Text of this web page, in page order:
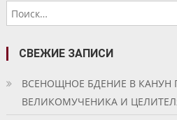
СВЕЖИЕ ЗАПИСИ
ВСЕНОЩНОЕ БДЕНИЕ В КАНУН
ВЕЛИКОМУЧЕНИКА И